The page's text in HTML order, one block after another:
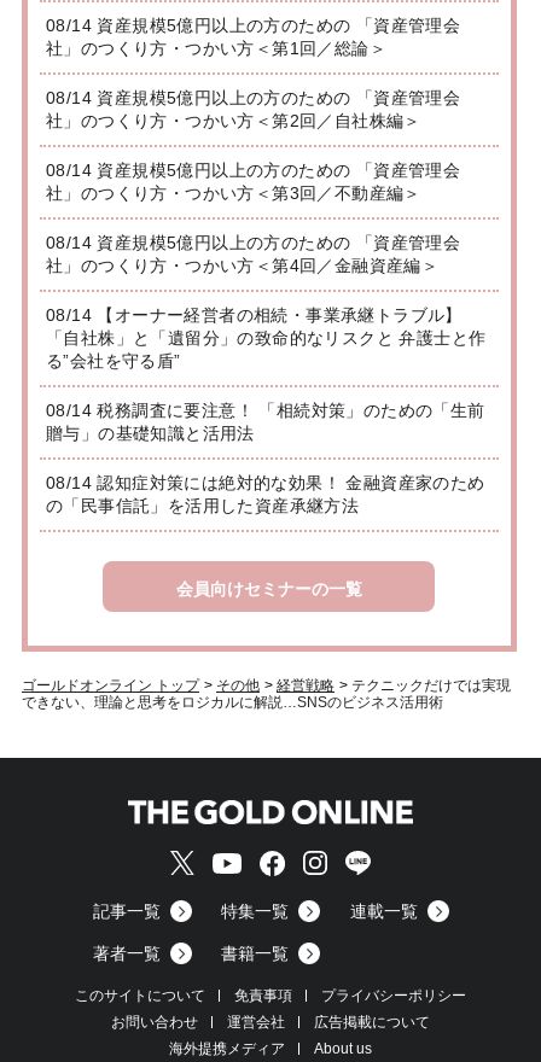
08/14 資産規模5億円以上の方のための 「資産管理会
社」のつくり方・つかい方＜第1回／総論＞
08/14 資産規模5億円以上の方のための 「資産管理会
社」のつくり方・つかい方＜第2回／自社株編＞
08/14 資産規模5億円以上の方のための 「資産管理会
社」のつくり方・つかい方＜第3回／不動産編＞
08/14 資産規模5億円以上の方のための 「資産管理会
社」のつくり方・つかい方＜第4回／金融資産編＞
08/14 【オーナー経営者の相続・事業承継トラブル】
「自社株」と「遺留分」の致命的なリスクと 弁護士と作
る”会社を守る盾”
08/14 税務調査に要注意！ 「相続対策」のための「生前
贈与」の基礎知識と活用法
08/14 認知症対策には絶対的な効果！ 金融資産家のため
の「民事信託」を活用した資産承継方法
会員向けセミナーの一覧
ゴールドオンライン トップ > その他 > 経営戦略 > テクニックだけでは実現
できない、理論と思考をロジカルに解説…SNSのビジネス活用術
記事一覧 特集一覧 連載一覧
著者一覧 書籍一覧
このサイトについて 免責事項
プライバシーポリシー
お問い合わせ
運営会社
広告掲載について
海外提携メディア
About us